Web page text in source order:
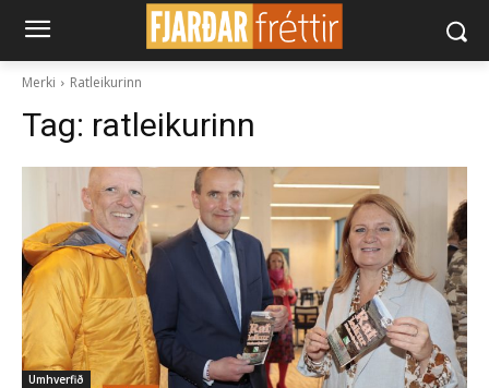
Merki Ratleikurinn
Tag: ratleikurinn
Umhverfið